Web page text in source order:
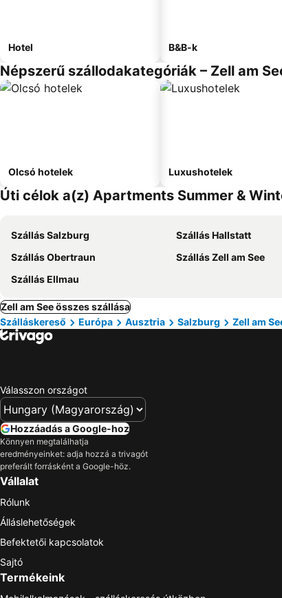
Hotel B&B-k
Népszerű szállodakategóriák – Zell am
Olcsó hotelek Luxushotelek
Úti célok a(z) Apartments Summer &
Szállás Salzburg Szállás Hallstatt
Szállás Obertraun
Szállás Zell am See
Szállás Ellmau
Zell am See összes szállása
Szálláskereső
Európa Ausztria Salzburg Zell am
Válasszon országot
Hozzáadás a Google-hoz
Könnyen megtalálhatja
eredményeinket: adja hozzá a trivagót
preferált forrásként a Google-höz.
Vállalat
Rólunk
Álláslehetőségek
Befektetői kapcsolatok
Sajtó
Termékeink